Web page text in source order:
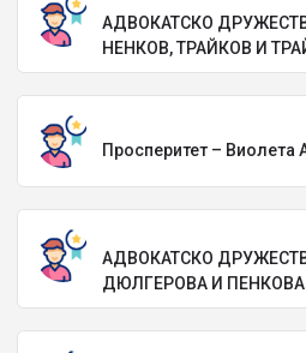
АДВОКАТСКО
НЕНКОВ, ТРАЙКОВ И
Просперитет – Виолета
АДВОКАТСКО
ДЮЛГЕРОВА И ПЕНКОВА